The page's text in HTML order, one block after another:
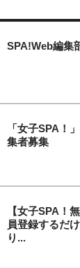
SPA!Web編集
「女子SPA！
集者募集
【女子SPA！
員登録するだ
り...